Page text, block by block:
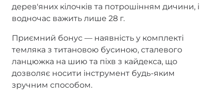
дерев'яних кілочків та потрошінням дичини, і
водночас важить лише 28 г.
Приємний бонус — наявність у комплекті
темляка з титановою бусиною, сталевого
ланцюжка на шию та піхв з кайдекса, що
дозволяє носити інструмент будь-яким
зручним способом.